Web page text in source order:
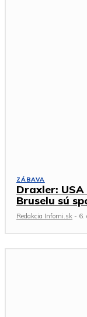
ZÁBAVA
Draxler:
Bruselu sú
Redakcia Infomi.sk - 6.